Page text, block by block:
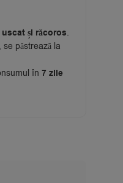
uscat și răcoros.
păstrează la
în 7 zile